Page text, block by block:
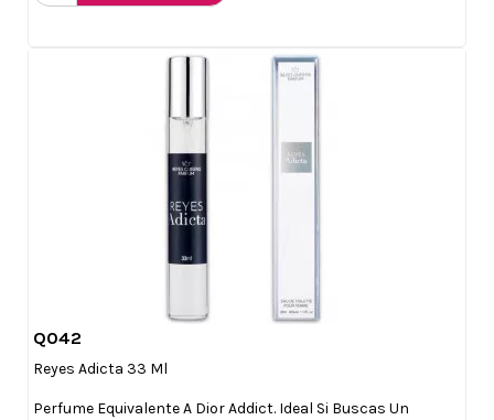
Q042
Reyes Adicta 33 Ml
Perfume Equivalente A Dior Addict. Ideal Si Buscas Un